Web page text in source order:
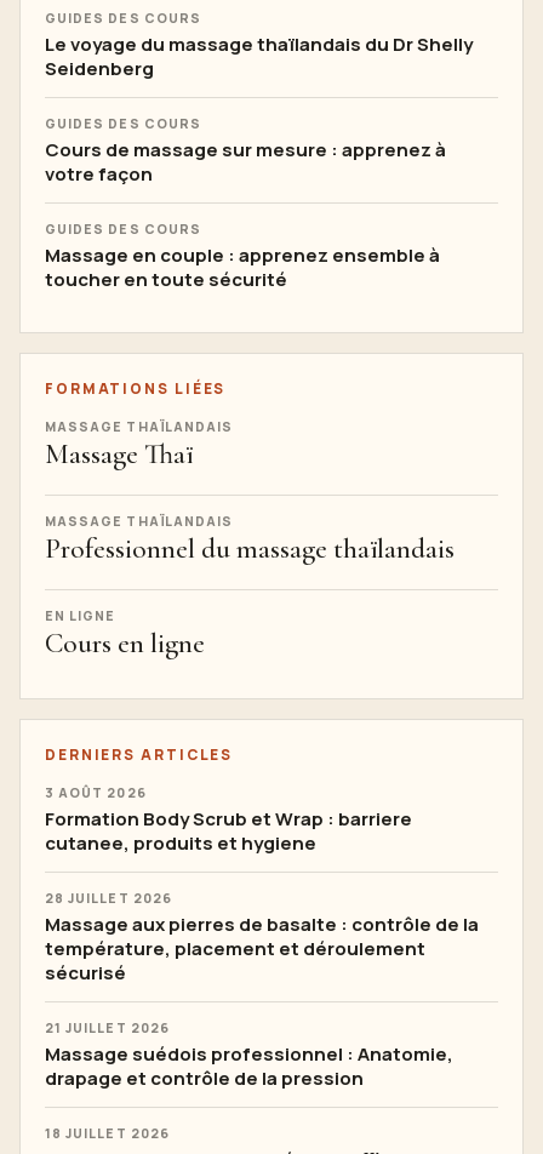
GUIDES DES COURS
Le voyage du massage thaïlandais du Dr Shelly
Seidenberg
GUIDES DES COURS
Cours de massage sur mesure : apprenez à
votre façon
GUIDES DES COURS
Massage en couple : apprenez ensemble à
toucher en toute sécurité
FORMATIONS LIÉES
MASSAGE THAÏLANDAIS
Massage Thaï
MASSAGE THAÏLANDAIS
Professionnel du massage thaïlandais
EN LIGNE
Cours en ligne
DERNIERS ARTICLES
3 AOÛT 2026
Formation Body Scrub et Wrap : barriere
cutanee, produits et hygiene
28 JUILLET 2026
Massage aux pierres de basalte : contrôle de la
température, placement et déroulement
sécurisé
21 JUILLET 2026
Massage suédois professionnel : Anatomie,
drapage et contrôle de la pression
18 JUILLET 2026